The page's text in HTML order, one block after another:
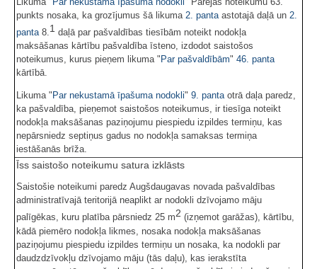
punkts nosaka, ka grozījumus šā likuma 2. panta astotajā daļā un 2.
panta 8. 1 daļā par pašvaldības tiesībām noteikt nodokļa
maksāšanas kārtību pašvaldība īsteno, izdodot saistošos
noteikumus, kurus pieņem likuma " Par pašvaldībām" 46. panta
kārtībā.
Likuma " Par nekustamā īpašuma nodokli" 9. panta otrā daļa paredz,
ka pašvaldība, pieņemot saistošos noteikumus, ir tiesīga noteikt
nodokļa maksāšanas paziņojumu piespiedu izpildes termiņu, kas
nepārsniedz septiņus gadus no nodokļa samaksas termiņa
iestāšanās brīža.
Īss saistošo noteikumu satura izklāsts
Saistošie noteikumi paredz Augšdaugavas novada pašvaldības
administratīvajā teritorijā neaplikt ar nodokli dzīvojamo māju
palīgēkas, kuru platība pārsniedz 25 m2 (izņemot garāžas), kārtību,
kādā piemēro nodokļa likmes, nosaka nodokļa maksāšanas
paziņojumu piespiedu izpildes termiņu un nosaka, ka nodokli par
daudzdzīvokļu dzīvojamo māju (tās daļu), kas ierakstīta